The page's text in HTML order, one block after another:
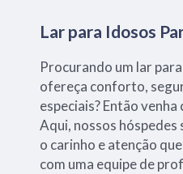
Lar para Idosos
Procurando um lar
ofereça conforto,
especiais? Então
Aqui, nossos
o carinho e atenção
com uma equipe de